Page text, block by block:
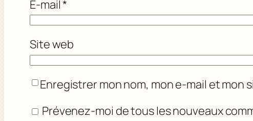
E-mail*
Site web
Enregistrer mon nom, mon e-mail et
Prévenez-moi de tous les nouveaux